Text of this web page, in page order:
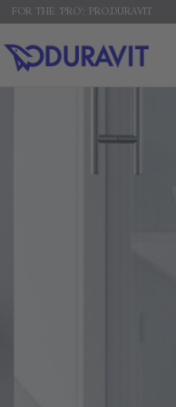
FOR THE 'PRO': PRO.DURAVIT